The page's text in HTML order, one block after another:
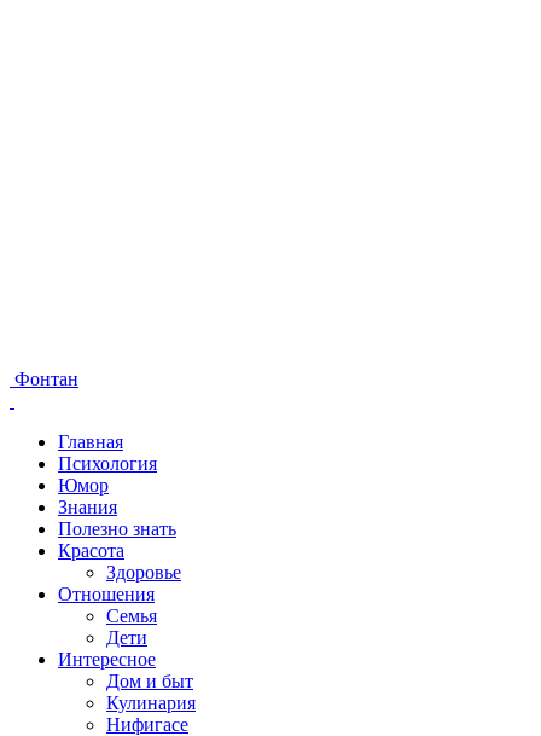
Фонтан
Главная
Психология
Юмор
Знания
Полезно знать
Красота
Здоровье
Отношения
Семья
Дети
Интересное
Дом и быт
Кулинария
Нифигасе